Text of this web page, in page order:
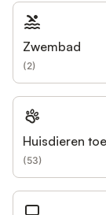
Zwembad
(2)
Huisdieren
(53)